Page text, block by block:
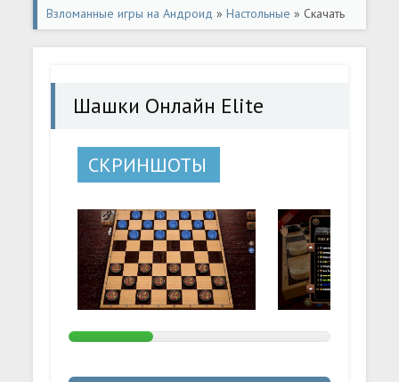
Взломанные игры на Андроид »Настольные » Скачать
Шашки Онлайн Elite (Много денег) на Андроид
Шашки Онлайн Elite
СКРИНШОТЫ